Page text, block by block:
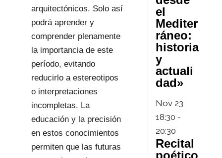
arquitectónicos. Solo así
podrá aprender y
comprender plenamente
la importancia de este
período, evitando
reducirlo a estereotipos
o interpretaciones
incompletas. La
educación y la precisión
en estos conocimientos
permiten que las futuras
el
Mediter
ráneo:
historia
y
actuali
dad»
Nov 23
18:30 -
20:30
Recital